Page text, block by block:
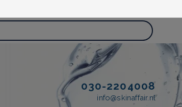
030-2204008
info@skinaffair.nl